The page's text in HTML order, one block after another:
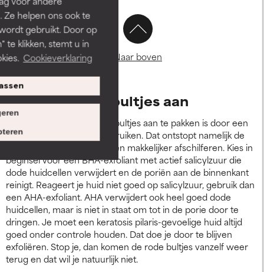
helpen ons ook te
gebruikt. Door op
te klikken, stemt u in
Cookieverklaring Naar boven
Zo pak je rode bultjes aan
De beste manier om rode bultjes aan te pakken is door een
exfoliërend product te gebruiken. Dat ontstopt namelijk de
porie en laat dode huidcellen makkelijker afschilferen. Kies in
beginsel voor een BHA-exfoliant met actief salicylzuur die
dode huidcellen verwijdert en de poriën aan de binnenkant
reinigt. Reageert je huid niet goed op salicylzuur, gebruik dan
een AHA-exfoliant. AHA verwijdert ook heel goed dode
huidcellen, maar is niet in staat om tot in de porie door te
dringen. Je moet een keratosis pilaris-gevoelige huid altijd
goed onder controle houden. Dat doe je door te blijven
exfoliëren. Stop je, dan komen de rode bultjes vanzelf weer
terug en dat wil je natuurlijk niet.